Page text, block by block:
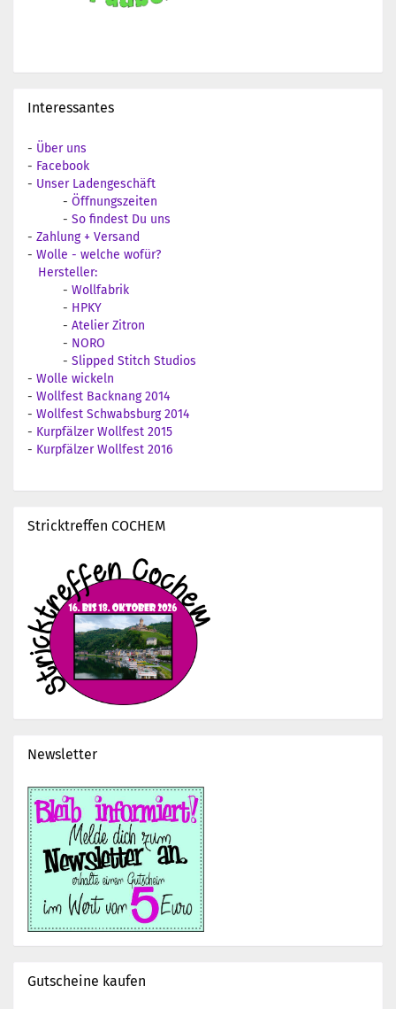
Interessantes
- Über uns
- Facebook
- Unser Ladengeschäft
- Öffnungszeiten
- So findest Du uns
- Zahlung + Versand
- Wolle - welche wofür?
Hersteller:
- Wollfabrik
- HPKY
- Atelier Zitron
- NORO
- Slipped Stitch Studios
- Wolle wickeln
- Wollfest Backnang 2014
- Wollfest Schwabsburg 2014
- Kurpfälzer Wollfest 2015
- Kurpfälzer Wollfest 2016
Stricktreffen COCHEM
Newsletter
Gutscheine kaufen